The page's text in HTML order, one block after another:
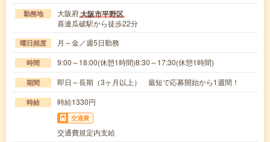
勤務地 大阪府大阪市平野区
喜連瓜破駅から徒歩22分
曜日頻度 月～金／週5日勤務
時間 9:00～18:00(休憩1時間)8:30～17:30(休憩1時間)
期間 即日～長期（3ヶ月以上） 最短で応募開始から1週間！
時給 時給1330円
交通費
交通費規定内支給